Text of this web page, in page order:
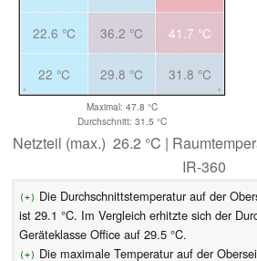
22.6 °C 36.2 °C 41.7 °C
22 °C 29.8 °C 31.8 °C
Maximal: 47.8 °C
Durchschnitt: 31.5 °C
Netzteil (max.) 26.2 °C |
IR-360
(+) Die Durchschnittstemperatur auf der
ist 29.1 °C. Im Vergleich erhitzte sich der
Geräteklasse Office auf 29.5 °C.
(+) Die maximale Temperatur auf der